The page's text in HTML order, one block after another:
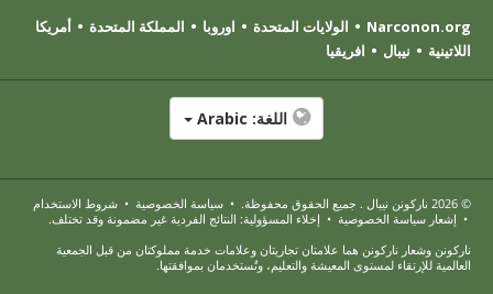
Narconon.org
الولايات المتحدة اوروبا المملكة المتحدة
أمريكا
اللاتينية
نيبال افريقيا
اللغة:
© 2026 ناركونن نيبال . جميع الحقوق محفوظة. • سياسة الخصوصية • شروط الاستخدام
• إشعار سياسة الخصوصية • إخلاء المسؤولية: النتائج الفردية غير مضمونة وقد تختلف.
ناركونن وشعار ناركونن هما علامتان تجاريتان وعلامات خدمة مملوكتان من قبل الجمعية
العالمية للإرتقاء لمستوى المعيشة والتعليم، وتُستخدمان بموافقتها.